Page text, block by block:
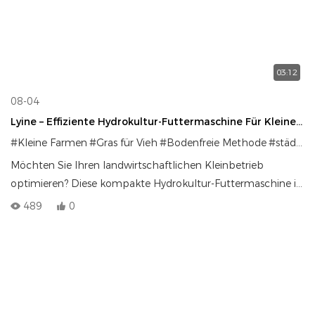
03:12
08-04
Lyine – Effiziente Hydrokultur-Futtermaschine Für Kleine
Betriebe: Mehr Anbau Auf Weniger Platz
#Kleine Farmen #Gras für Vieh #Bodenfreie Methode#städtische Farmen
Möchten Sie Ihren landwirtschaftlichen Kleinbetrieb
optimieren? Diese kompakte Hydrokultur-Futtermaschine ist
die perfekte Lösung für Landwirte, die auf minimalem Platz
489 0